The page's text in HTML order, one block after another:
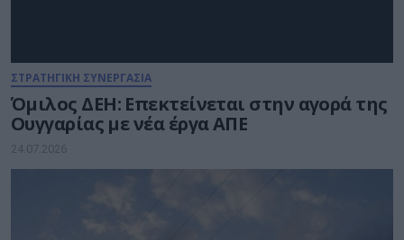
ΣΤΡΑΤΗΓΙΚΗ ΣΥΝΕΡΓΑΣΙΑ
Όμιλος ΔΕΗ: Επεκτείνεται στην αγορά της
Ουγγαρίας με νέα έργα ΑΠΕ
24.07.2026